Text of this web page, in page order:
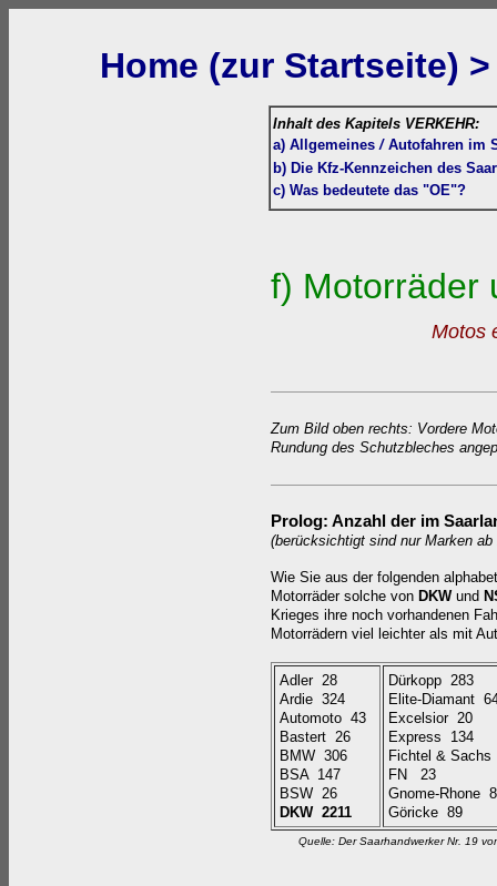
Home (zur Startseite) >
Inhalt des Kapitels VERKEHR:
a) Allgemeines / Autofahren im
b) Die Kfz-Kennzeichen des
c) Was bedeutete das "OE"?
f) Motorräder
Motos
Zum Bild oben rechts: Vordere
Rundung des Schutzbleches
Prolog: Anzahl der im
(berücksichtigt sind nur Marken ab
Wie Sie aus der folgenden
Motorräder solche von DKWund
Krieges ihre noch vorhandenen
Motorrädern viel leichter als mit
Adler 28
Ardie 324
Automoto 43
Bastert 26
BMW 306
BSA 147
BSW 26
DKW 2211
Dürkopp 283
Elite-Diamant
Excelsior 20
Express 134
Fichtel &
FN 23
Gnome-Rhone
Göricke 89
Quelle: Der Saarhandwerker Nr. 19